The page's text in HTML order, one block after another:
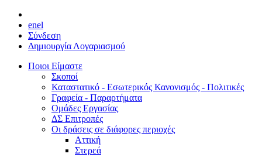
enel
Σύνδεση
Δημιουργία Λογαριασμού
Ποιοι Είμαστε
Σκοποί
Καταστατικό - Εσωτερικός Κανονισμός - Πολιτικές
Γραφεία - Παραρτήματα
Ομάδες Εργασίας
ΔΣ Επιτροπές
Οι δράσεις σε διάφορες περιοχές
Αττική
Στερεά